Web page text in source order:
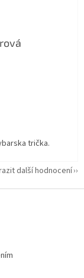
trička.
další hodnocení